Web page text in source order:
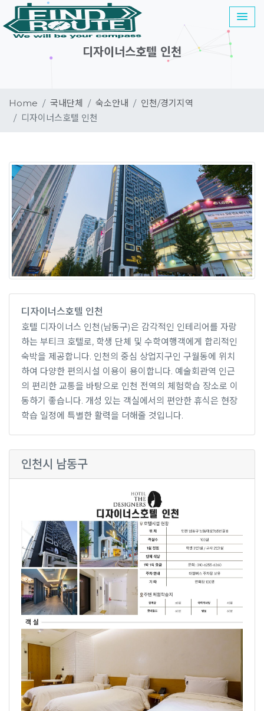
디자이너스호텔 인천
Home 국내단체 숙소안내
인천/경기지역
디자이너스호텔 인천
디자이너스호텔 인천
호텔 디자이너스 인천(남동구)은 감각적인 인테리어를 자랑
하는 부티크 호텔로, 학생 단체 및 수학여행객에게 합리적인
숙박을 제공합니다. 인천의 중심 상업지구인 구월동에 위치
하여 다양한 편의시설 이용이 용이합니다. 예술회관역 인근
의 편리한 교통을 바탕으로 인천 전역의 체험학습 장소로 이
동하기 좋습니다. 개성 있는 객실에서의 편안한 휴식은 현장
학습 일정에 특별한 활력을 더해줄 것입니다.
인천시 남동구